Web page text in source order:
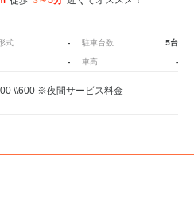
式 - 駐車台数 5台
- 車高 -
\\600 ※夜間サービス料金